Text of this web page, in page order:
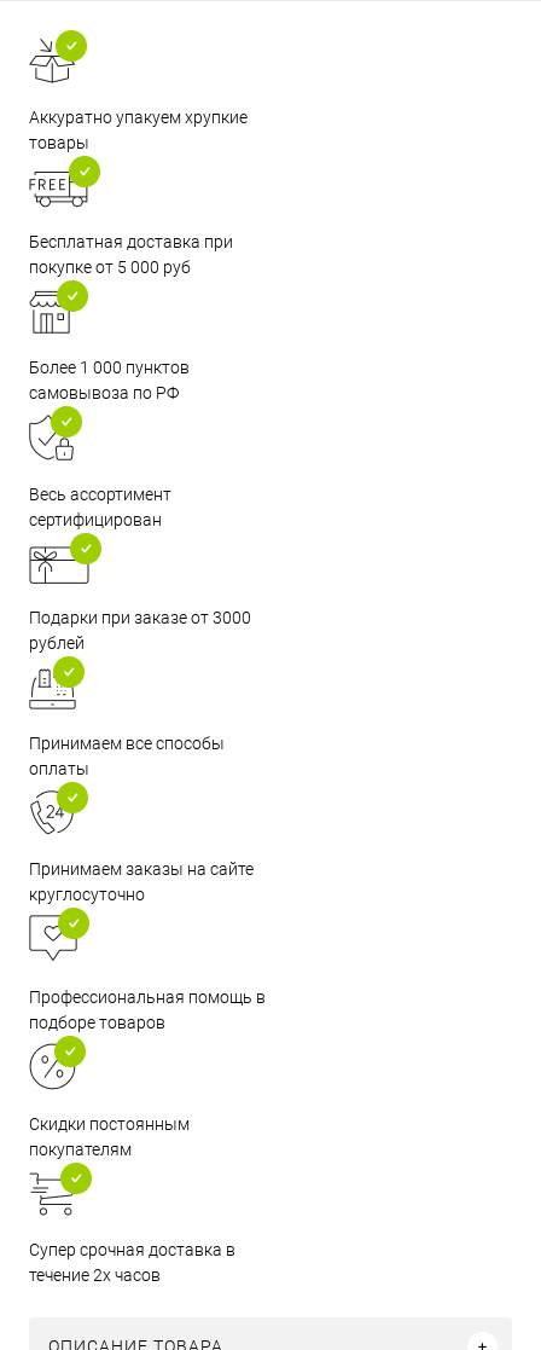
Аккуратно упакуем хрупкие
товары
Бесплатная доставка при
покупке от 5 000 руб
Более 1 000 пунктов
самовывоза по РФ
Весь ассортимент
сертифицирован
Подарки при заказе от 3000
рублей
Принимаем все способы
оплаты
Принимаем заказы на сайте
круглосуточно
Профессиональная помощь в
подборе товаров
Скидки постоянным
покупателям
Супер срочная доставка в
течение 2х часов